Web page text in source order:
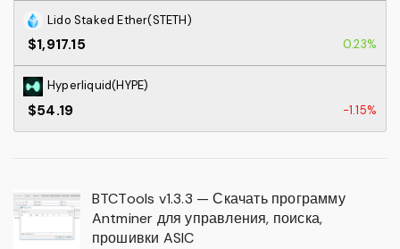
Lido Staked Ether(STETH)
$1,917.15 0.23%
Hyperliquid(HYPE)
$54.19 -1.15%
BTCTools v1.3.3 — Скачать программу
Antminer для управления, поиска,
прошивки ASIC